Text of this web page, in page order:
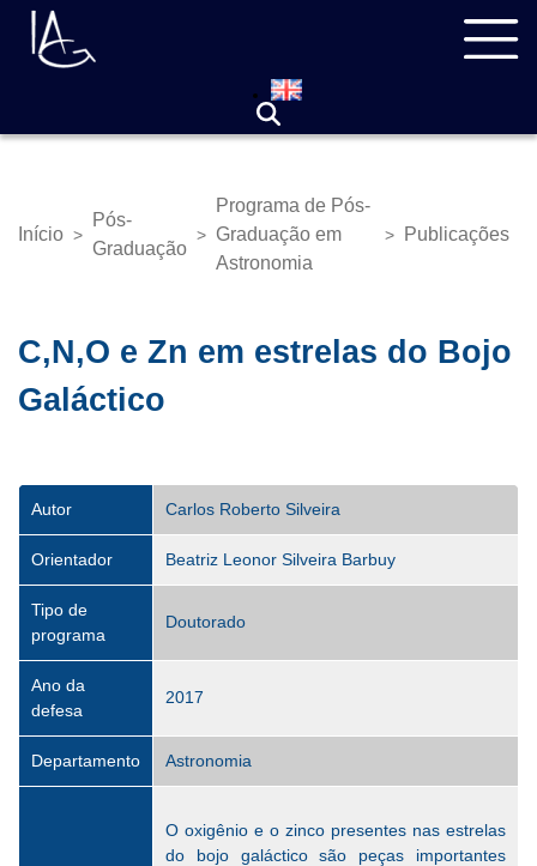
Pular
para
Trilha
Início >
Pós-
Graduação
>
Programa de Pós-
Graduação em
Astronomia
> Publicações
C,N,O e Zn em estrelas do Bojo
Galáctico
Autor Carlos Roberto Silveira
Orientador Beatriz Leonor Silveira Barbuy
Tipo de
programa
Doutorado
Ano da
defesa
2017
Departamento Astronomia
O oxigênio e o zinco presentes nas estrelas
do bojo galáctico são peças importantes